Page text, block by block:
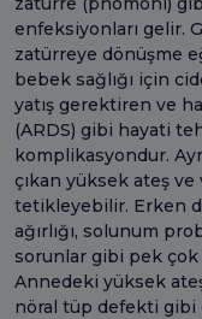
enfeksiyonları gelir.
zatürreye dönüşme
bebek sağlığı için
yatış gerektiren ve
(ARDS) gibi hayati
komplikasyondur.
çıkan yüksek ateş
tetikleyebilir. Erken
ağırlığı, solunum
sorunlar gibi pek çok
Annedeki yüksek
nöral tüp defekti